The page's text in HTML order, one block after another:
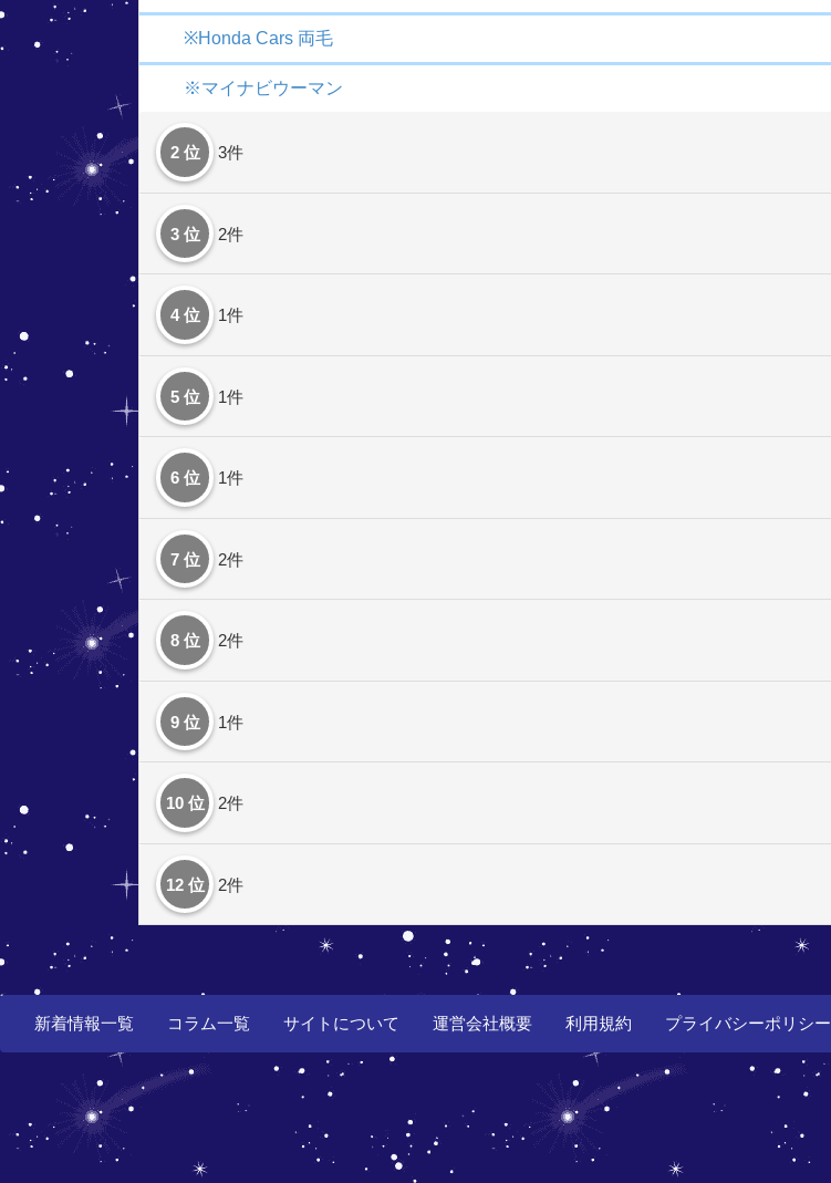
※Honda Cars 両毛
※マイナビウーマン
2 位 3件
3 位 2件
4 位 1件
5 位 1件
6 位 1件
7 位 2件
8 位 2件
9 位 1件
10 位 2件
12 位 2件
新着情報一覧 コラム一覧 サイトについて 運営会社概要 利用規約 プライバシーポリシー